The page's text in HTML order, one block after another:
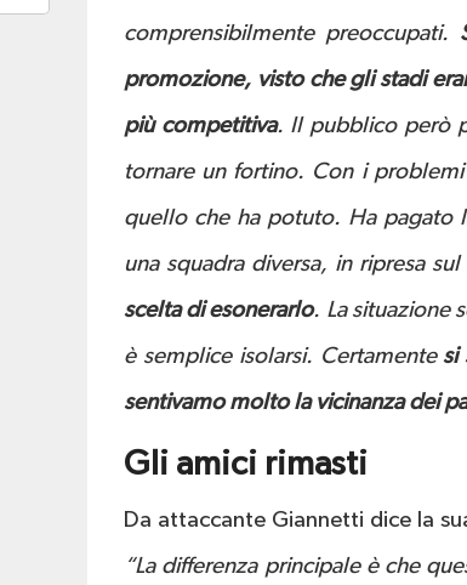
comprensibilmente preoccupati.
promozione, visto che gli stadi
più competitiva. Il pubblico però
tornare un fortino. Con i
quello che ha potuto. Ha pagato
una squadra diversa, in ripresa
scelta di esonerarlo. La situazione
è semplice isolarsi. Certamentesi
sentivamo molto la vicinanza dei
Gli amici rimasti
Da attaccante Giannetti dice la
“La differenza principale è che